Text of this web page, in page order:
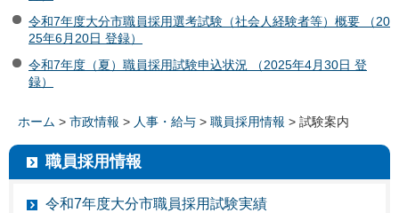
令和7年度大分市職員採用選考試験（社会人経験者等）概要 （20
25年6月20日 登録）
令和7年度（夏）職員採用試験申込状況 （2025年4月30日 登
録）
ホーム > 市政情報 > 人事・給与 > 職員採用情報 > 試験案内
職員採用情報
令和7年度大分市職員採用試験実績